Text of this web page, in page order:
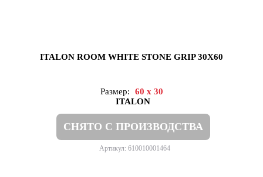
ITALON ROOM WHITE STONE GRIP 30X60
Размер:
60 x 30
ITALON
СНЯТО С ПРОИЗВОДСТВА
Артикул: 610010001464